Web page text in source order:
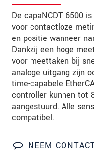
De capaNCDT 6500
voor contactloze
en positie wanneer
Dankzij een hoge
voor meettaken bij
analoge uitgang zijn
time-capabele
controller kunnen tot
aangestuurd. Alle
compatibel.
NEEM
Houd mij op
* Verplichte velden
We behandelen uw
onze
BERICHT